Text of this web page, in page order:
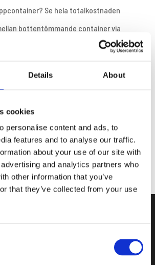
Details About
cookies
personalise content and ads, to
features and to analyse our traffic.
about your use of our site with
and analytics partners who
other information that you’ve
that they’ve collected from your use
Se hela totalkostnaden
bottentömmande container via
tippcontainer med vippfunktion
Team Sesam
att visa.